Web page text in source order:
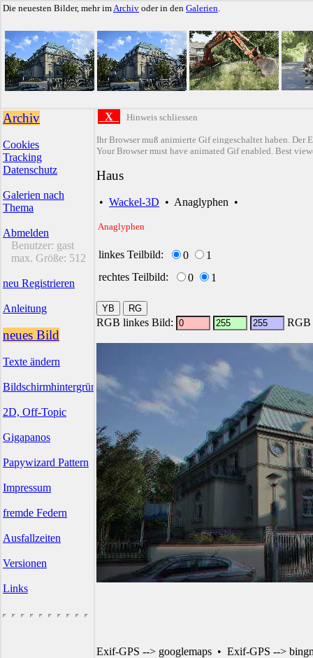
Die neuesten Bilder, mehr imArchiv oder in den Galerien.
Archiv
Cookies
Tracking
Datenschutz
Galerien nach
Thema
Abmelden
Benutzer: gast
max. Größe: 512
neu Registrieren
Anleitung
neues Bild
Texte ändern
Bildschirmhintergründe
2D, Off-Topic
Gigapanos
Papywizard Pattern
Impressum
fremde Federn
Ausfallzeiten
Versionen
Links
X Hinweis schliessen
Ihr Browser muß animierte Gif eingeschaltet haben. Der
Your Browser must have animated Gif enabled. Best
Haus
• Wackel-3D • Anaglyphen •
Anaglyphen
linkes Teilbild: 0
1
rechtes Teilbild:
0 1
RGB linkes Bild: RGB
Exif-GPS --> googlemaps • Exif-GPS -->